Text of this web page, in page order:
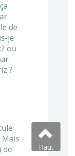
de
je
ou
?
de
Haut